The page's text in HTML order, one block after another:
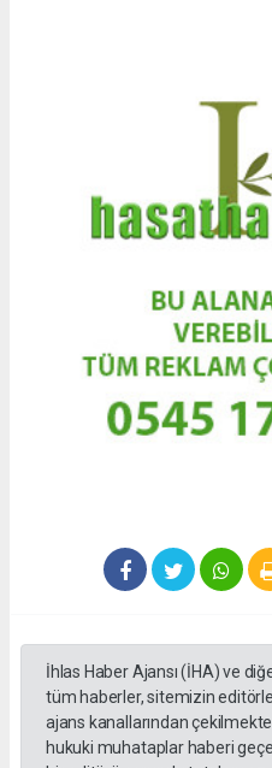
İhlas Haber Ajansı (İHA) ve
tüm haberler, sitemizin
ajans kanallarından
hukuki muhataplar haberi